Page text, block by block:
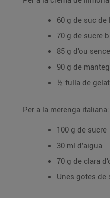
60 g de suc de
70 g de sucre
85 g d’ou
90 g de
½ fulla de
Per a la merenga italiana:
100 g de sucre
30 ml d’aigua
70 g de clara
Unes gotes de